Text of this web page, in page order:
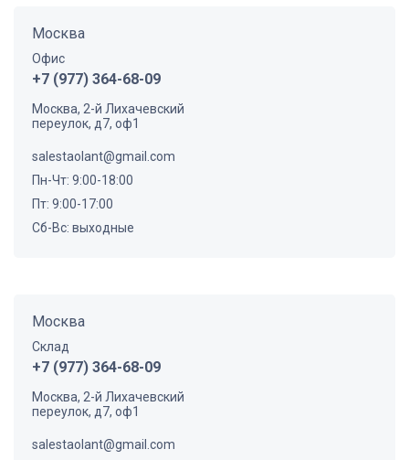
Москва
Офис
+7 (977) 364-68-09
Москва, 2-й Лихачевский
переулок, д7, оф1
salestaolant@gmail.com
Пн-Чт: 9:00-18:00
Пт: 9:00-17:00
Сб-Вс: выходные
Москва
Склад
+7 (977) 364-68-09
Москва, 2-й Лихачевский
переулок, д7, оф1
salestaolant@gmail.com